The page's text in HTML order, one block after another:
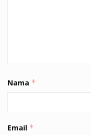
Nama *
Email *